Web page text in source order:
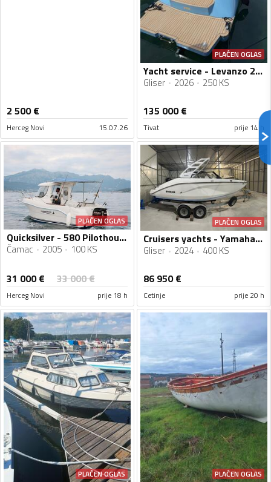
2 500€
Herceg Novi 15.07.26
PLAĆEN OGLAS
Yacht service - Levanzo 28 inboard - Lilybaeum yacht
Gliser 2026 250 KS
135 000€
Tivat prije 14 h
PLAĆEN OGLAS
Quicksilver - 580 Pilothouse
Čamac 2005 100 KS
31 000€ 33 000€
Herceg Novi prije 18 h
PLAĆEN OGLAS
Cruisers yachts - Yamaha 222 S
Gliser 2024 400 KS
86 950€
Cetinje prije 20 h
PLAĆEN OGLAS PLAĆEN OGLAS